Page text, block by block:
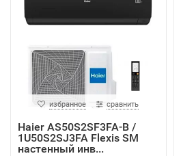
избранное сравнить
Haier AS50S2SF3FA-B /
1U50S2SJ3FA Flexis SM
настенный инв...